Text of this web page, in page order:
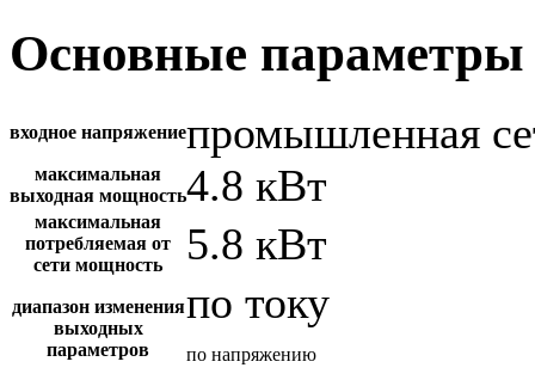
Основные параметры
входное напряжениепромышленная
максимальная
выходная мощность4.8 кВт
максимальная
потребляемая от
сети мощность
5.8 кВт
диапазон изменения
выходных
параметров
по току
по напряжению